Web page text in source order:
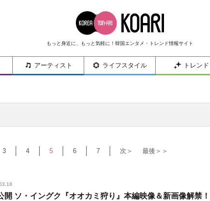
もっと身近に、もっと気軽に！韓国エンタメ・トレンド情報サイト
アーティスト ライフスタイル トレンド
3 4 5 6 7 次＞ 最後＞＞
開 ソ・イングク『オオカミ狩り』本編映像＆新画像解禁！